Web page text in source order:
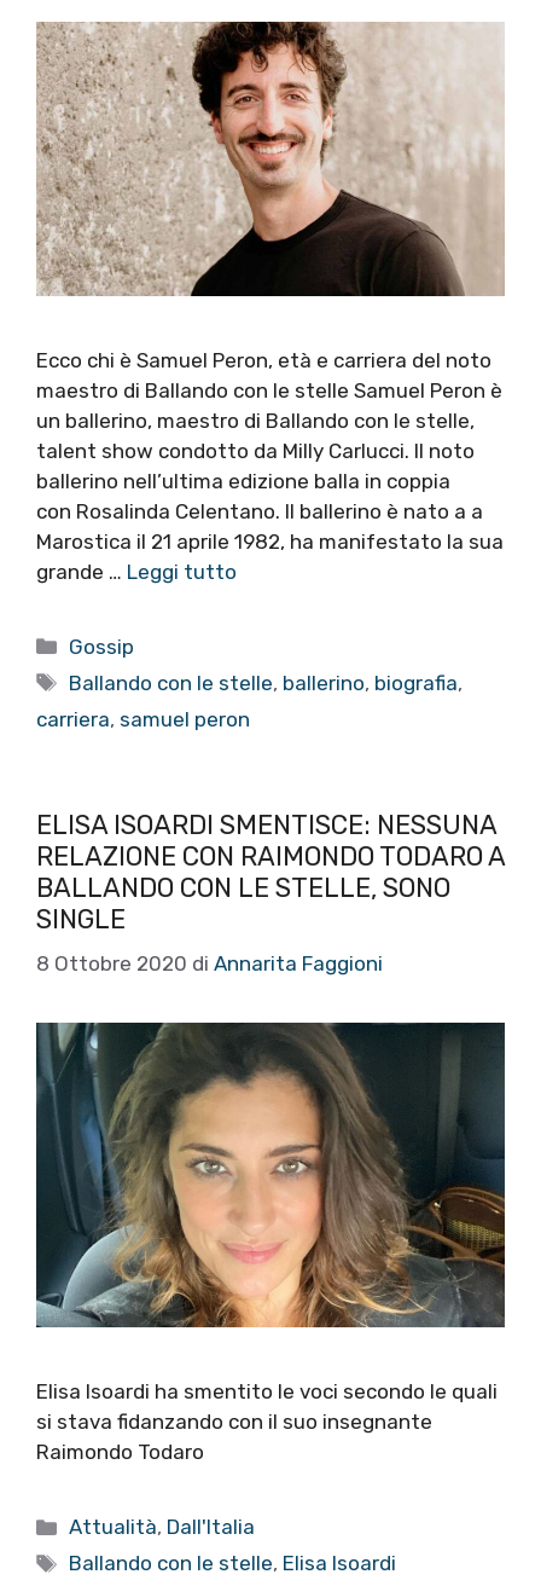
Ecco chi è Samuel Peron, età e carriera del noto
maestro di Ballando con le stelle Samuel Peron è
un ballerino, maestro di Ballando con le stelle,
talent show condotto da Milly Carlucci. Il noto
ballerino nell’ultima edizione balla in coppia
con Rosalinda Celentano. Il ballerino è nato a a
Marostica il 21 aprile 1982, ha manifestato la sua
grande … Leggi tutto
Categorie
Gossip
Tag
Ballando con le stelle, ballerino, biografia,
carriera, samuel peron
ELISA ISOARDI SMENTISCE: NESSUNA
RELAZIONE CON RAIMONDO TODARO A
BALLANDO CON LE STELLE, SONO
SINGLE
8 Ottobre 2020 di Annarita Faggioni
Elisa Isoardi ha smentito le voci secondo le quali
si stava fidanzando con il suo insegnante
Raimondo Todaro
Categorie
Attualità, Dall'Italia
Tag
Ballando con le stelle, Elisa Isoardi